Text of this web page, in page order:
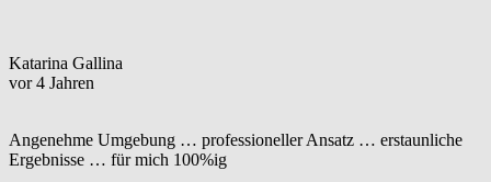
Katarina Gallina
vor 4 Jahren
Angenehme Umgebung … professioneller Ansatz … erstaunliche
Ergebnisse … für mich 100%ig